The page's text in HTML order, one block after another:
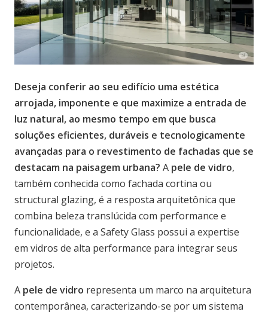
Deseja conferir ao seu edifício uma estética
arrojada, imponente e que maximize a entrada de
luz natural, ao mesmo tempo em que busca
soluções eficientes, duráveis e tecnologicamente
avançadas para o revestimento de fachadas que se
destacam na paisagem urbana? A pele de vidro,
também conhecida como fachada cortina ou
structural glazing, é a resposta arquitetônica que
combina beleza translúcida com performance e
funcionalidade, e a Safety Glass possui a expertise
em vidros de alta performance para integrar seus
projetos.
A pele de vidro representa um marco na arquitetura
contemporânea, caracterizando-se por um sistema